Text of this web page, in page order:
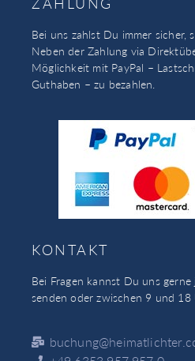
Bei uns zahlst Du immer sicher,
Neben der Zahlung via
Möglichkeit mit PayPal –
Guthaben – zu bezahlen.
KONTAKT
Bei Fragen kannst Du uns
senden oder zwischen 9 und 18